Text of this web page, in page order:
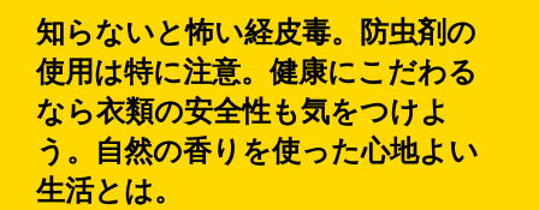
知らないと怖い経皮毒。防虫剤の
使用は特に注意。健康にこだわる
なら衣類の安全性も気をつけよ
う。自然の香りを使った心地よい
生活とは。